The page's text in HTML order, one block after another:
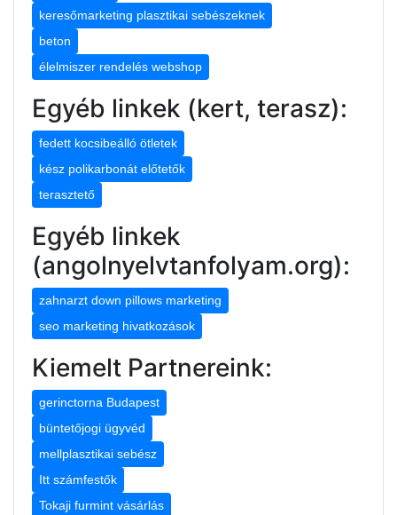
keresőmarketing plasztikai sebészeknek
beton
élelmiszer rendelés webshop
Egyéb linkek (kert, terasz):
fedett kocsibeálló ötletek
kész polikarbonát előtetők
terasztető
Egyéb linkek
(angolnyelvtanfolyam.org):
zahnarzt down pillows marketing
seo marketing hivatkozások
Kiemelt Partnereink:
gerinctorna Budapest
büntetőjogi ügyvéd
mellplasztikai sebész
Itt számfestők
Tokaji furmint vásárlás